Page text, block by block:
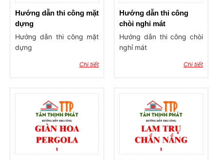
Hướng dẫn thi công mặt
dựng
Hướng dẫn thi công mặt
dựng
Chi tiết
Hướng dẫn thi công
chòi nghỉ mát
Hướng dẫn thi công chòi
nghỉ mát
Chi tiết